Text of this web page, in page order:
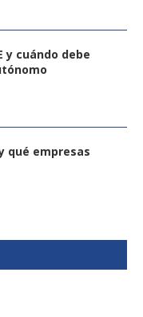
y cuándo debe
qué empresas